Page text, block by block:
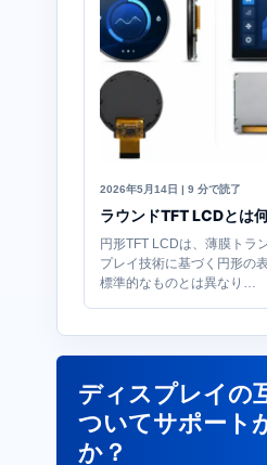
2026年5月14日 | 9 分で読了
ラウンドTFT LCDとは
円形TFT LCDは、薄膜トラ
プレイ技術に基づく円形の
標準的なものとは異なり…
ディスプレイの
ついてサポート
か？